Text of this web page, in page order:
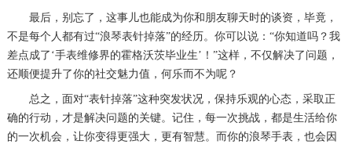
最后，别忘了，这事儿也能成为你和朋友聊天时的谈资，毕竟，
不是每个人都有过“浪琴表针掉落”的经历。你可以说：“你知道吗？我
差点成了‘手表维修界的霍格沃茨毕业生’！”这样，不仅解决了问题，
还顺便提升了你的社交魅力值，何乐而不为呢？
总之，面对“表针掉落”这种突发状况，保持乐观的心态，采取正
确的行动，才是解决问题的关键。记住，每一次挑战，都是生活给你
的一次机会，让你变得更强大，更有智慧。而你的浪琴手表，也会因